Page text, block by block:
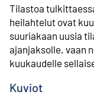
Tilastoa
heilahtelut ovat
suuriakaan uusia
ajanjaksolle, vaan
kuukaudelle
Kuviot